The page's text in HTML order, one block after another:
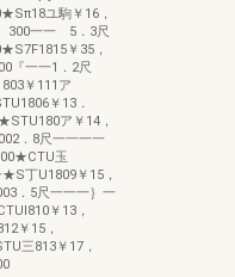
ユ駒￥16，
300一一 5．3尺
￥35，
『一一1．2尺
￥111ア
￥13．
ア￥14，
．8尺一一一一
玉
丁U1809￥15，
．5尺一一一｝一
￥13，
￥15，
三813￥17，